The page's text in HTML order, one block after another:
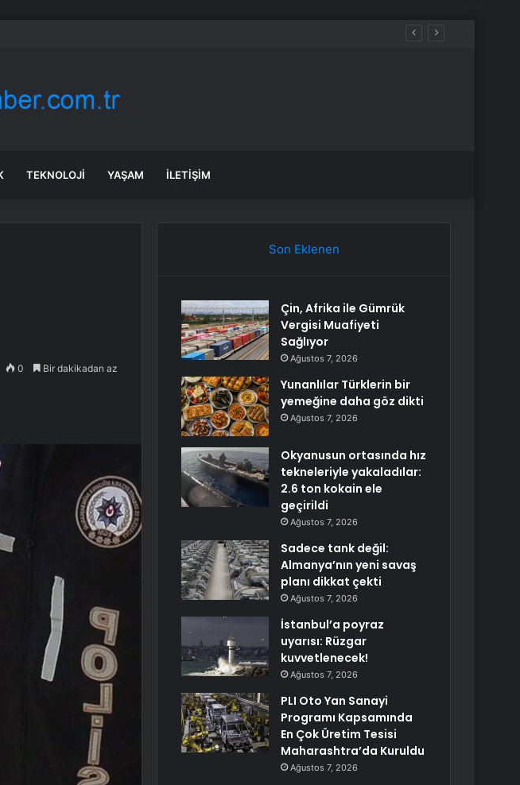
TEKNOLOJI YAŞAM İLETIŞIM
0 Bir dakikadan az
Son Eklenen
Çin, Afrika ile Gümrük
Vergisi Muafiyeti
Sağlıyor
Ağustos 7, 2026
Yunanlılar Türklerin bir
yemeğine daha göz dikti
Ağustos 7, 2026
Okyanusun ortasında hız
tekneleriyle yakaladılar:
2.6 ton kokain ele
geçirildi
Ağustos 7, 2026
Sadece tank değil:
Almanya’nın yeni savaş
planı dikkat çekti
Ağustos 7, 2026
İstanbul’a poyraz
uyarısı: Rüzgar
kuvvetlenecek!
Ağustos 7, 2026
PLI Oto Yan Sanayi
Programı Kapsamında
En Çok Üretim Tesisi
Maharashtra’da Kuruldu
Ağustos 7, 2026